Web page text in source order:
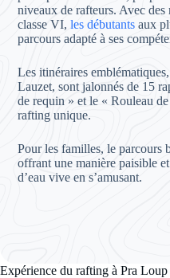
niveaux de rafteurs. Avec des
classe VI, les débutants aux
parcours adapté à ses
Les itinéraires
Lauzet, sont jalonnés de 15
de requin » et le « Rouleau
rafting unique.
Pour les familles, le parcours
offrant une manière paisible
d’eau vive en s’amusant.
Expérience du rafting à Pra Loup